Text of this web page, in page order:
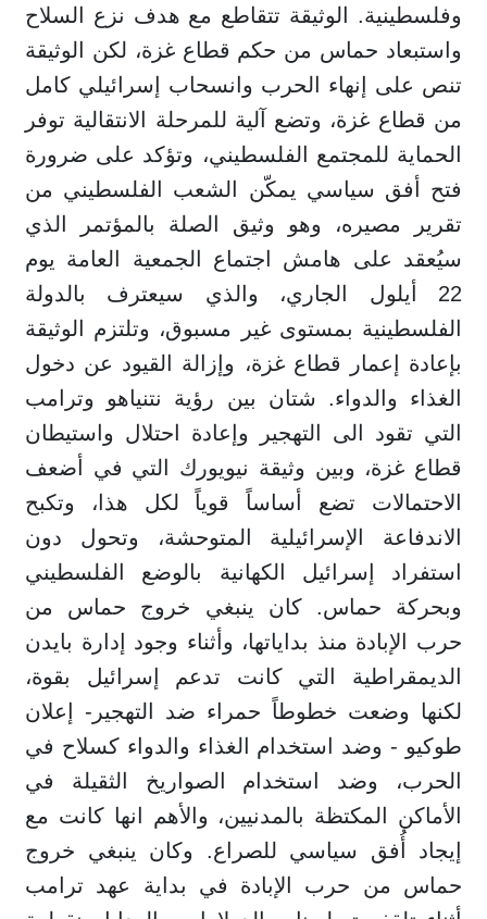
وفلسطينية. الوثيقة تتقاطع مع هدف نزع السلاح
واستبعاد حماس من حكم قطاع غزة، لكن الوثيقة
تنص على إنهاء الحرب وانسحاب إسرائيلي كامل
من قطاع غزة، وتضع آلية للمرحلة الانتقالية توفر
الحماية للمجتمع الفلسطيني، وتؤكد على ضرورة
فتح أفق سياسي يمكّن الشعب الفلسطيني من
تقرير مصيره، وهو وثيق الصلة بالمؤتمر الذي
سيُعقد على هامش اجتماع الجمعية العامة يوم
22 أيلول الجاري، والذي سيعترف بالدولة
الفلسطينية بمستوى غير مسبوق، وتلتزم الوثيقة
بإعادة إعمار قطاع غزة، وإزالة القيود عن دخول
الغذاء والدواء. شتان بين رؤية نتنياهو وترامب
التي تقود الى التهجير وإعادة احتلال واستيطان
قطاع غزة، وبين وثيقة نيويورك التي في أضعف
الاحتمالات تضع أساساً قوياً لكل هذا، وتكبح
الاندفاعة الإسرائيلية المتوحشة، وتحول دون
استفراد إسرائيل الكهانية بالوضع الفلسطيني
وبحركة حماس. كان ينبغي خروج حماس من
حرب الإبادة منذ بداياتها، وأثناء وجود إدارة بايدن
الديمقراطية التي كانت تدعم إسرائيل بقوة،
لكنها وضعت خطوطاً حمراء ضد التهجير- إعلان
طوكيو - وضد استخدام الغذاء والدواء كسلاح في
الحرب، وضد استخدام الصواريخ الثقيلة في
الأماكن المكتظة بالمدنيين، والأهم انها كانت مع
إيجاد أُفق سياسي للصراع. وكان ينبغي خروج
حماس من حرب الإبادة في بداية عهد ترامب